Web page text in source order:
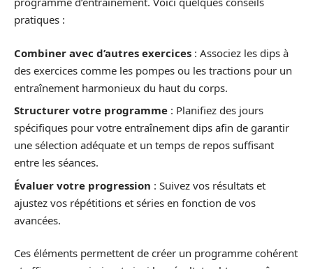
pratiques :
Combiner avec d’autres exercices : Associez les dips à
des exercices comme les pompes ou les tractions pour un
entraînement harmonieux du haut du corps.
Structurer votre programme : Planifiez des jours
spécifiques pour votre entraînement dips afin de garantir
une sélection adéquate et un temps de repos suffisant
entre les séances.
Évaluer votre progression : Suivez vos résultats et
ajustez vos répétitions et séries en fonction de vos
avancées.
Ces éléments permettent de créer un programme cohérent